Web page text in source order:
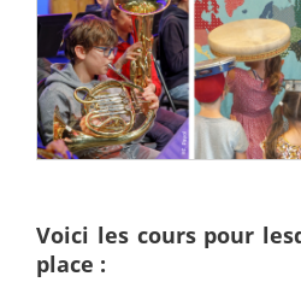
Voici les cours pour
place :